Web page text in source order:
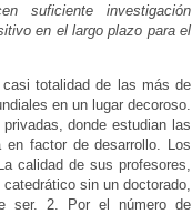
suficiente investigación
en el largo plazo para el
totalidad de las más de
en un lugar decoroso.
donde estudian las
factor de desarrollo. Los
calidad de sus profesores,
sin un doctorado,
ser. 2. Por el número de